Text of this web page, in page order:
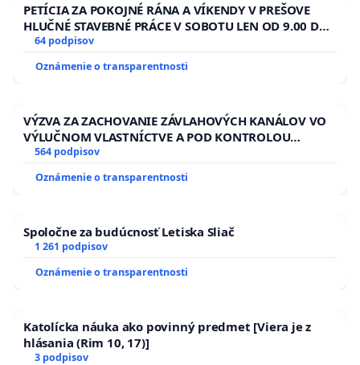
PETÍCIA ZA POKOJNÉ RÁNA A VÍKENDY V PREŠOVE
HLUČNÉ STAVEBNÉ PRÁCE V SOBOTU LEN OD 9.00 DO
13.00 HOD., CEZ PRACOVNÝ TÝŽDEŇ CIEĽ 8.00 – 18.00
ĎUMBIERSKEJ/MAGU
64 podpisov
Oznámenie o transparentnosti
VÝZVA ZA ZACHOVANIE ZÁVLAHOVÝCH KANÁLOV VO
VÝLUČNOM VLASTNÍCTVE A POD KONTROLOU
SLOVENSKEJ REPUBLIKY & žiadosť na riešenie
kanálov na Slovensku
564 podpisov
Oznámenie o transparentnosti
Spoločne za budúcnosť Letiska Sliač
1 261 podpisov
Oznámenie o transparentnosti
Katolícka náuka ako povinný predmet [Viera je z
hlásania (Rim 10, 17)]
3 podpisov